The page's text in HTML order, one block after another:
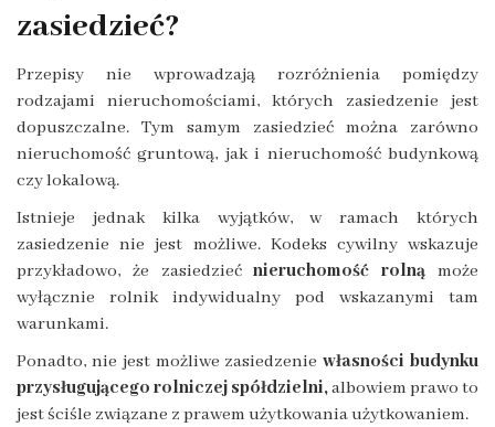
zasiedzieć?
Przepisy nie wprowadzają rozróżnienia pomiędzy
rodzajami nieruchomościami, których zasiedzenie jest
dopuszczalne. Tym samym zasiedzieć można zarówno
nieruchomość gruntową, jak i nieruchomość budynkową
czy lokalową.
Istnieje jednak kilka wyjątków, w ramach których
zasiedzenie nie jest możliwe. Kodeks cywilny wskazuje
przykładowo, że zasiedziećnieruchomość rolną może
wyłącznie rolnik indywidualny pod wskazanymi tam
warunkami.
Ponadto, nie jest możliwe zasiedzeniewłasności budynku
przysługującego rolniczej spółdzielni,albowiem prawo to
jest ściśle związane z prawem użytkowania użytkowaniem.